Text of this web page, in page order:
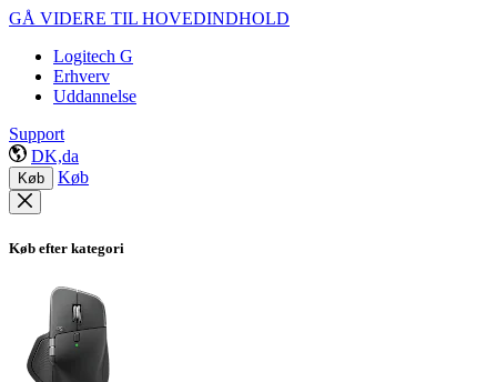
GÅ VIDERE TIL HOVEDINDHOLD
Logitech G
Erhverv
Uddannelse
Support
DK,da
Køb Køb
Køb efter kategori